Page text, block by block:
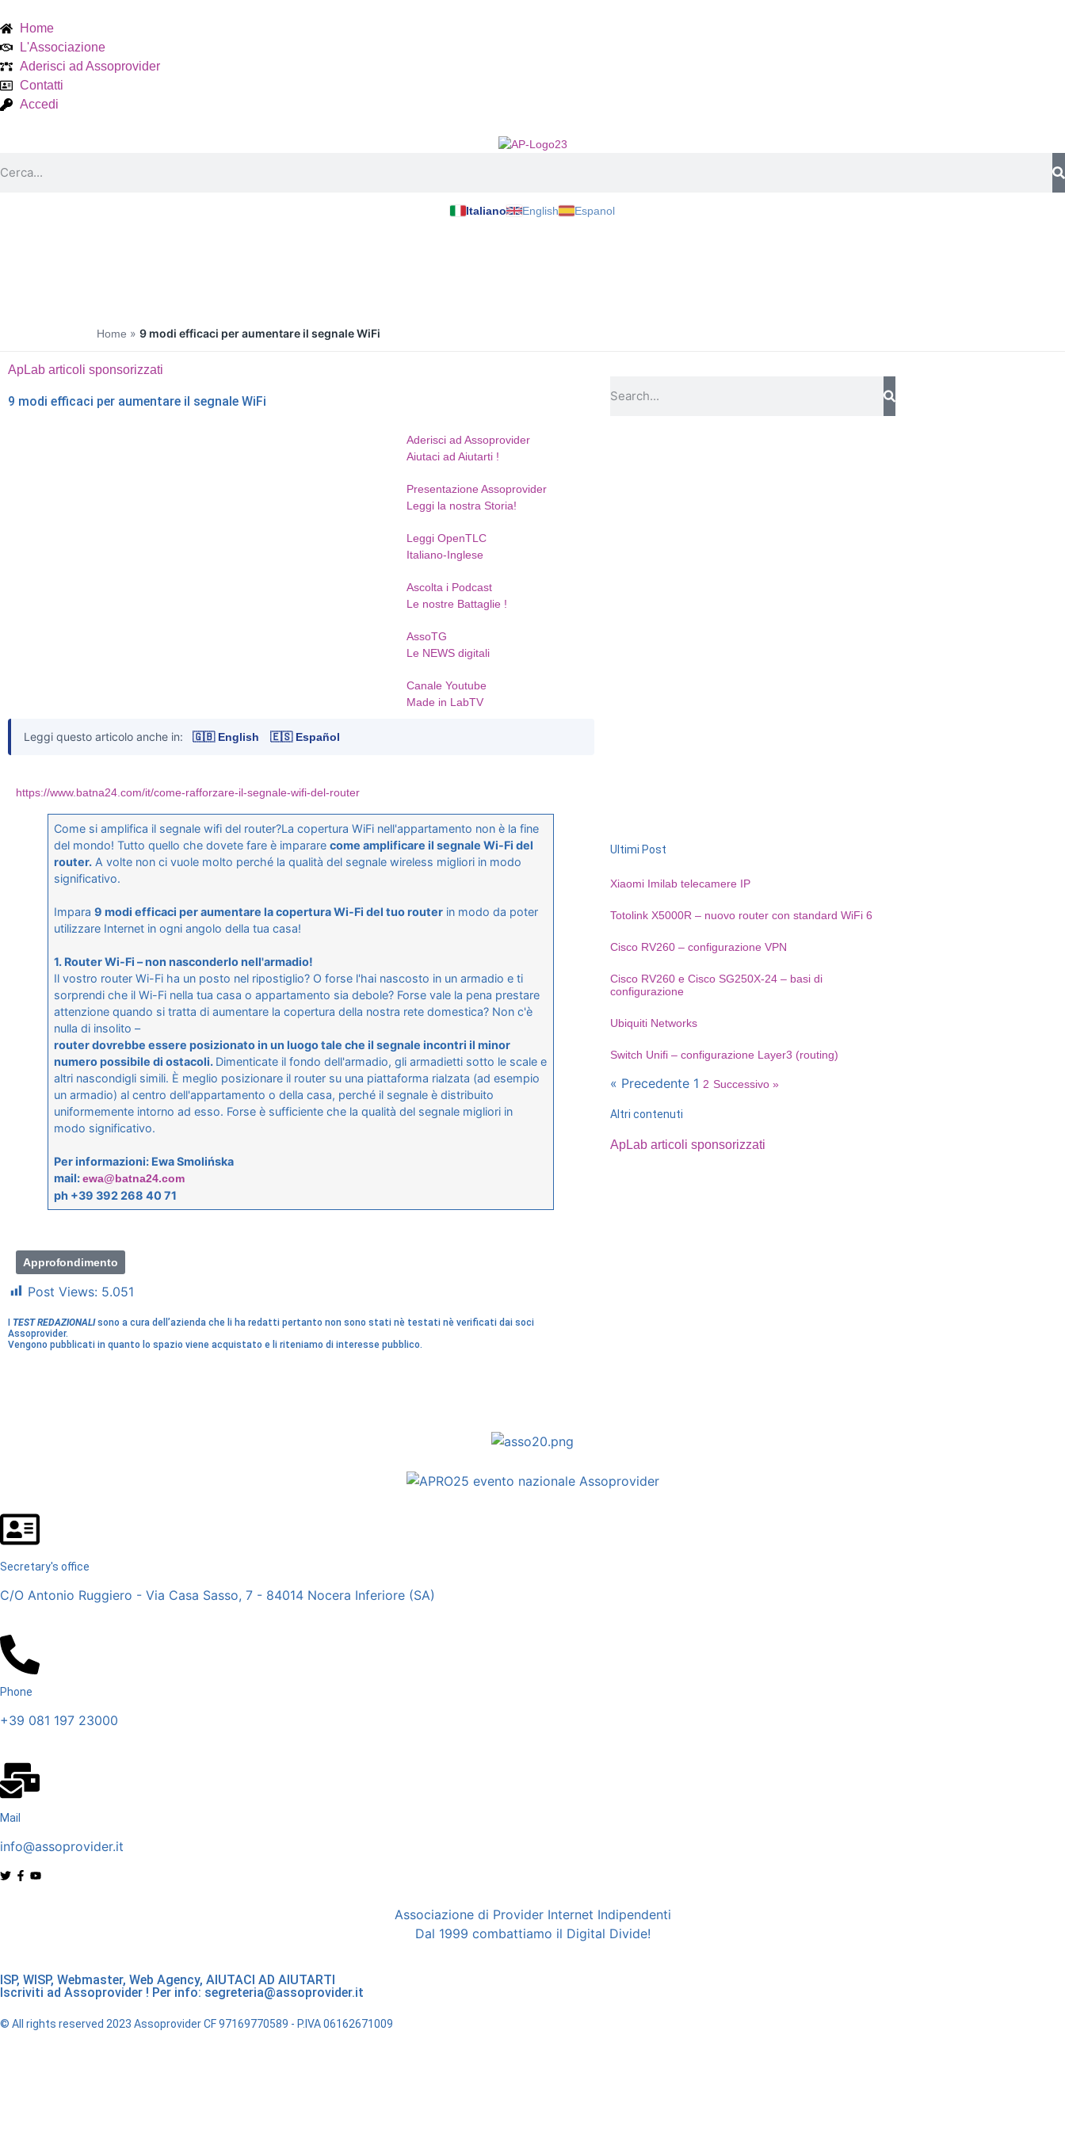
Home
L'Associazione
Aderisci ad Assoprovider
Contatti
Accedi
Italiano English Espanol
Home » 9 modi efficaci per aumentare il segnale WiFi
ApLab articoli sponsorizzati
9 modi efficaci per aumentare il segnale WiFi
Aderisci ad Assoprovider
Aiutaci ad Aiutarti !
Presentazione Assoprovider
Leggi la nostra Storia!
Leggi OpenTLC
Italiano-Inglese
Ascolta i Podcast
Le nostre Battaglie !
AssoTG
Le NEWS digitali
Canale Youtube
Made in LabTV
Leggi questo articolo anche in: 🇬🇧 English 🇪🇸 Español
https://www.batna24.com/it/come-rafforzare-il-segnale-wifi-del-router
Come si amplifica il segnale wifi del router?La copertura WiFi nell'appartamento non è la fine
del mondo! Tutto quello che dovete fare è impararecome amplificare il segnale Wi-Fi del
router. A volte non ci vuole molto perché la qualità del segnale wireless migliori in modo
significativo.
Impara9 modi efficaci per aumentare la copertura Wi-Fi del tuo router in modo da poter
utilizzare Internet in ogni angolo della tua casa!
1. Router Wi-Fi – non nasconderlo nell'armadio!
Il vostro router Wi-Fi ha un posto nel ripostiglio? O forse l'hai nascosto in un armadio e ti
sorprendi che il Wi-Fi nella tua casa o appartamento sia debole? Forse vale la pena prestare
attenzione quando si tratta di aumentare la copertura della nostra rete domestica? Non c'è
nulla di insolito –
router dovrebbe essere posizionato in un luogo tale che il segnale incontri il minor
numero possibile di ostacoli. Dimenticate il fondo dell'armadio, gli armadietti sotto le scale e
altri nascondigli simili. È meglio posizionare il router su una piattaforma rialzata (ad esempio
un armadio) al centro dell'appartamento o della casa, perché il segnale è distribuito
uniformemente intorno ad esso. Forse è sufficiente che la qualità del segnale migliori in
modo significativo.
Per informazioni: Ewa Smolińska
mail:ewa@batna24.com
ph +39 392 268 40 71
Approfondimento
Post Views: 5.051
I TEST REDAZIONALIsono a cura dell’azienda che li ha redatti pertanto non sono stati nè testati nè verificati dai soci
Assoprovider.
Vengono pubblicati in quanto lo spazio viene acquistato e li riteniamo di interesse pubblico.
Ultimi Post
Xiaomi Imilab telecamere IP
Totolink X5000R – nuovo router con standard WiFi 6
Cisco RV260 – configurazione VPN
Cisco RV260 e Cisco SG250X-24 – basi di
configurazione
Ubiquiti Networks
Switch Unifi – configurazione Layer3 (routing)
« Precedente 1 2 Successivo »
Altri contenuti
ApLab articoli sponsorizzati
Secretary's office
C/O Antonio Ruggiero - Via Casa Sasso, 7 - 84014 Nocera Inferiore (SA)
Phone
+39 081 197 23000
Mail
info@assoprovider.it
Associazione di Provider Internet Indipendenti
Dal 1999 combattiamo il Digital Divide!
ISP, WISP, Webmaster, Web Agency, AIUTACI AD AIUTARTI
Iscriviti ad Assoprovider ! Per info: segreteria@assoprovider.it
© All rights reserved 2023 Assoprovider CF 97169770589 - P.IVA 06162671009